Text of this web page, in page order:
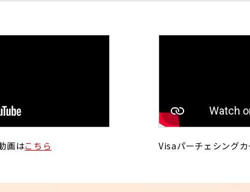
画はこちら Visaパーチェシング